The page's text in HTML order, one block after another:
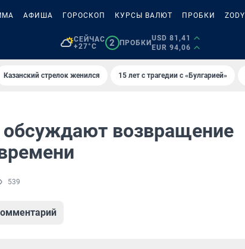
АФИША ГОРОСКОП КУРСЫ ВАЛЮТ ПРОБКИ ZODY
СЕЙЧАС
+27°C
2 ПРОБКИ
USD 81,41
EUR 94,06
Казанский стрелок женился 15 лет с трагедии с «Булгарией»
обсуждают возвращение
539